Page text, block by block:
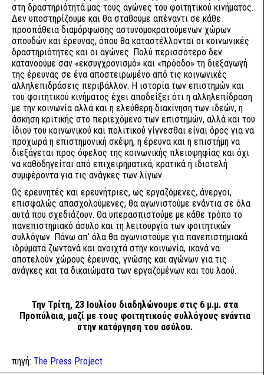
στη δραστηριότητά μας τους αγώνες του φοιτητικού κινήματος.
Δεν υποστηρίζουμε και θα σταθούμε απέναντι σε κάθε
προσπάθεια διαμόρφωσης αστυνομοκρατούμενων χώρων
σπουδών και έρευνας, όπου θα καταστέλλονται οι κοινωνικές
δραστηριότητες και οι αγώνες. Πολύ περισσότερο δεν
κατανοούμε σαν «εκσυγχρονισμό» και «πρόοδο» τη διεξαγωγή
της έρευνας σε ένα αποστειρωμένο από τις κοινωνικές
αλληλεπιδράσεις περιβάλλον. Η ιστορία των επιστημών και
του φοιτητικού κινήματος έχει αποδείξει ότι η αλληλεπίδραση
με την κοινωνία αλλά και η ελεύθερη διακίνηση των ιδεών, η
άσκηση κριτικής στο περιεχόμενο των επιστημών, αλλά και του
ίδιου του κοινωνικού και πολιτικού γίγνεσθαι είναι όρος για να
προχωρά η επιστημονική σκέψη, η έρευνα και η επιστήμη να
διεξάγεται προς όφελος της κοινωνικής πλειοψηφίας και όχι
να καθοδηγείται από επιχειρηματικά, κρατικά ή ιδιοτελή
συμφέροντα για τις ανάγκες των λίγων.
Ως ερευνητές και ερευνήτριες, ως εργαζόμενες, άνεργοι,
επισφαλώς απασχολούμενες, θα αγωνιστούμε ενάντια σε όλα
αυτά που σχεδιάζουν. Θα υπερασπιστούμε με κάθε τρόπο το
πανεπιστημιακό άσυλο και τη λειτουργία των φοιτητικών
συλλόγων. Πάνω απ’ όλα θα αγωνιστούμε για πανεπιστημιακά
ιδρύματα ζωντανά και ανοιχτά στην κοινωνία, ικανά να
αποτελούν χώρους έρευνας, γνώσης και αγώνων για τις
ανάγκες και τα δικαιώματα των εργαζομένων και του λαού.
Την Τρίτη, 23 Ιουλίου διαδηλώνουμε στις 6 μ.μ. στα
Προπύλαια, μαζί με τους φοιτητικούς συλλόγους ενάντια
στην κατάργηση του ασύλου.
πηγή: The Press Project